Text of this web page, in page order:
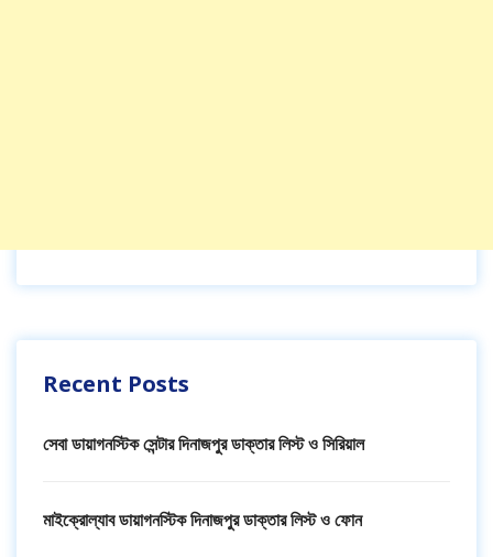
Recent Posts
সেবা ডায়াগনস্টিক সেন্টার দিনাজপুর ডাক্তার লিস্ট ও সিরিয়াল
মাইক্রোল্যাব ডায়াগনস্টিক দিনাজপুর ডাক্তার লিস্ট ও ফোন